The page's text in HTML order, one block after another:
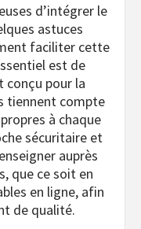
d’intégrer le
astuces
faciliter cette
est de
conçu pour la
tiennent compte
à chaque
sécuritaire et
auprès
que ce soit en
en ligne, afin
de qualité.